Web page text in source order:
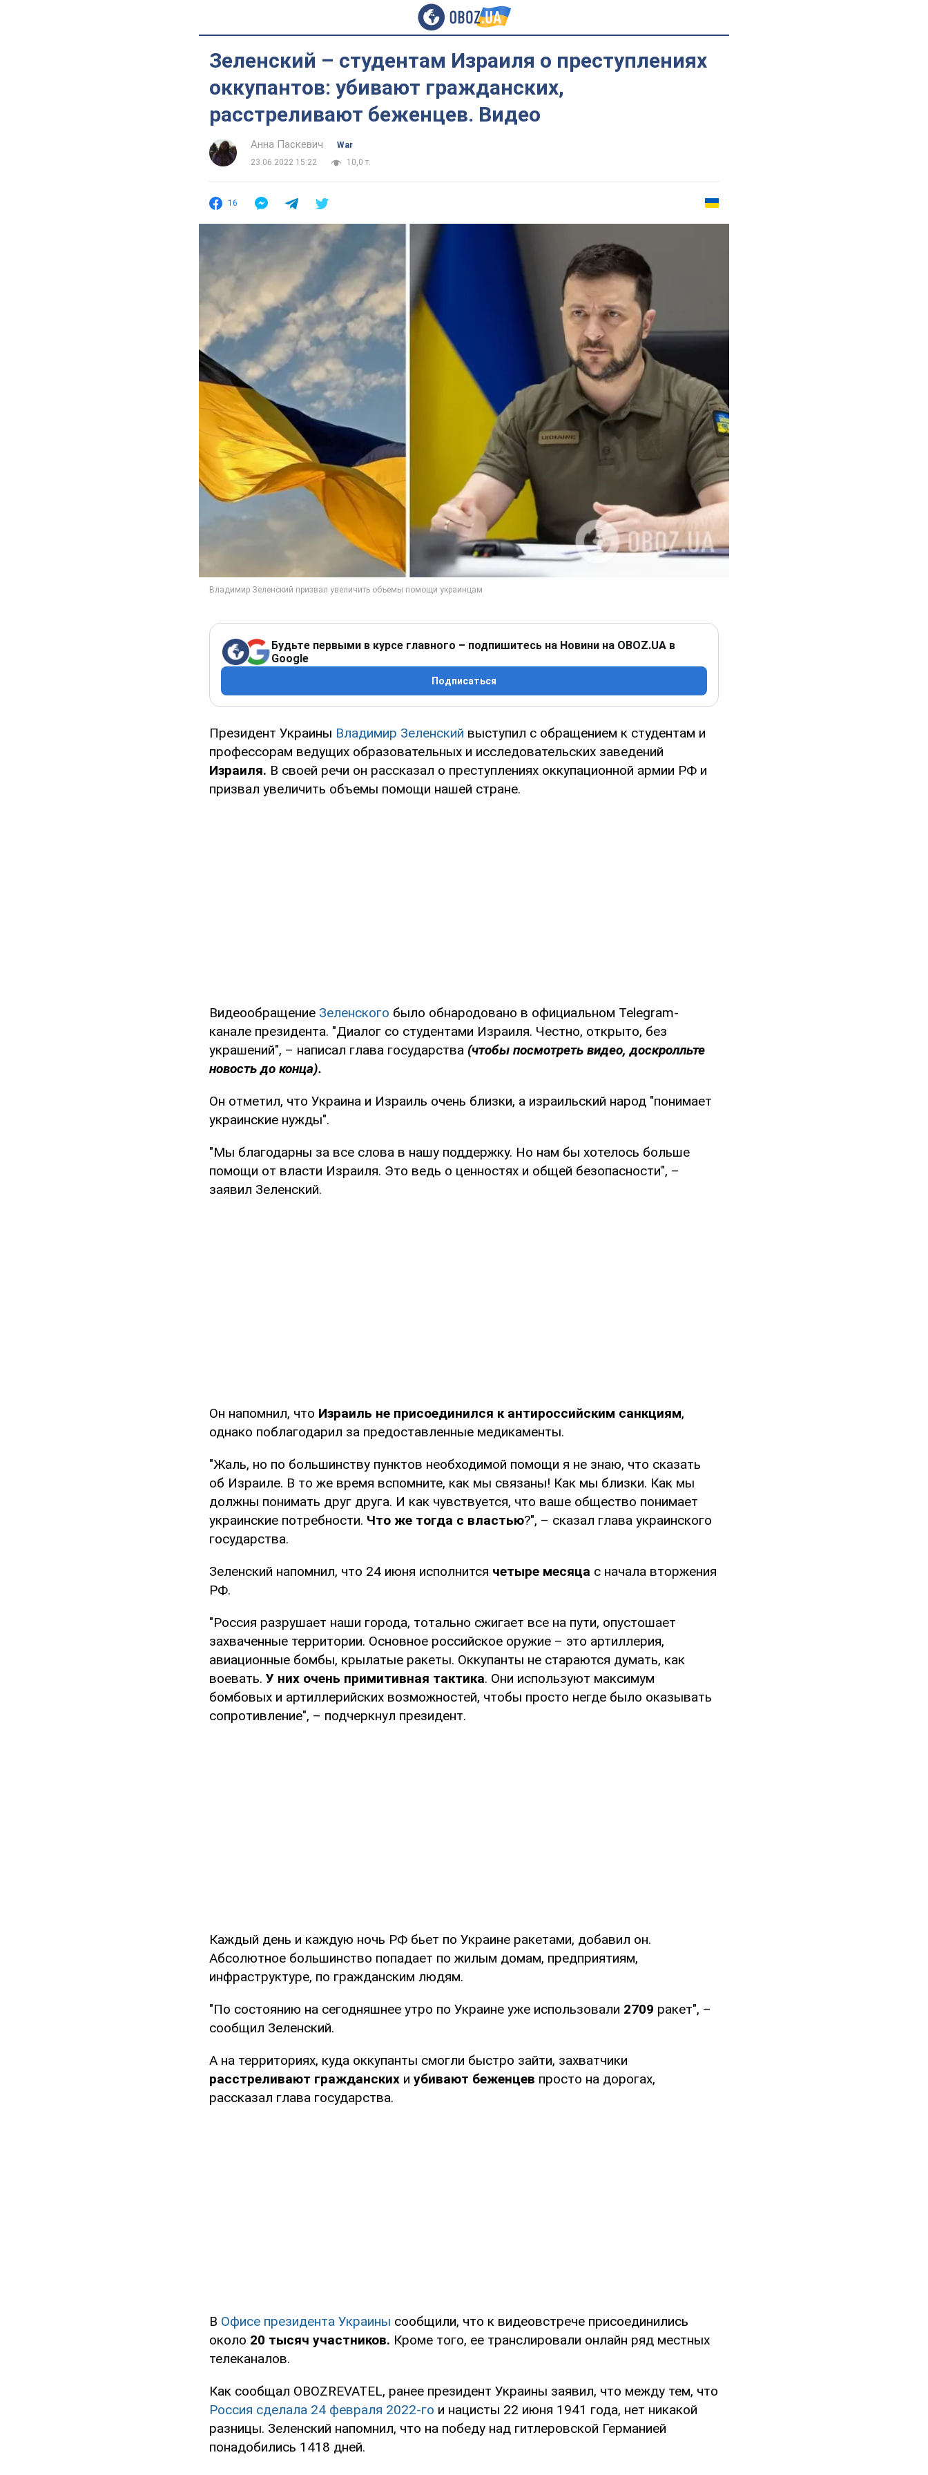
Зеленский – студентам Израиля о преступлениях
оккупантов: убивают гражданских,
расстреливают беженцев. Видео
Анна Паскевич
War
23.06.2022 15:22
10,0 т.
16
Будьте первыми в курсе главного – подпишитесь на Новини на OBOZ.UA в
Google
Подписаться
Президент Украины Владимир Зеленский выступил с обращением к студентам и
профессорам ведущих образовательных и исследовательских заведений
Израиля. В своей речи он рассказал о преступлениях оккупационной армии РФ и
призвал увеличить объемы помощи нашей стране.
Видеообращение Зеленского было обнародовано в официальном Telegram-
канале президента. "Диалог со студентами Израиля. Честно, открыто, без
украшений", – написал глава государства (чтобы посмотреть видео, доскролльте
новость до конца).
Он отметил, что Украина и Израиль очень близки, а израильский народ "понимает
украинские нужды".
"Мы благодарны за все слова в нашу поддержку. Но нам бы хотелось больше
помощи от власти Израиля. Это ведь о ценностях и общей безопасности", –
заявил Зеленский.
Он напомнил, что Израиль не присоединился к антироссийским санкциям,
однако поблагодарил за предоставленные медикаменты.
"Жаль, но по большинству пунктов необходимой помощи я не знаю, что сказать
об Израиле. В то же время вспомните, как мы связаны! Как мы близки. Как мы
должны понимать друг друга. И как чувствуется, что ваше общество понимает
украинские потребности. Что же тогда с властью?", – сказал глава украинского
государства.
Зеленский напомнил, что 24 июня исполнится четыре месяца с начала вторжения
РФ.
"Россия разрушает наши города, тотально сжигает все на пути, опустошает
захваченные территории. Основное российское оружие – это артиллерия,
авиационные бомбы, крылатые ракеты. Оккупанты не стараются думать, как
воевать. У них очень примитивная тактика. Они используют максимум
бомбовых и артиллерийских возможностей, чтобы просто негде было оказывать
сопротивление", – подчеркнул президент.
Каждый день и каждую ночь РФ бьет по Украине ракетами, добавил он.
Абсолютное большинство попадает по жилым домам, предприятиям,
инфраструктуре, по гражданским людям.
"По состоянию на сегодняшнее утро по Украине уже использовали 2709 ракет", –
сообщил Зеленский.
А на территориях, куда оккупанты смогли быстро зайти, захватчики
расстреливают гражданских и убивают беженцев просто на дорогах,
рассказал глава государства.
В Офисе президента Украины сообщили, что к видеовстрече присоединились
около 20 тысяч участников. Кроме того, ее транслировали онлайн ряд местных
телеканалов.
Как сообщал OBOZREVATEL, ранее президент Украины заявил, что между тем, что
Россия сделала 24 февраля 2022-го и нацисты 22 июня 1941 года, нет никакой
разницы. Зеленский напомнил, что на победу над гитлеровской Германией
понадобились 1418 дней.